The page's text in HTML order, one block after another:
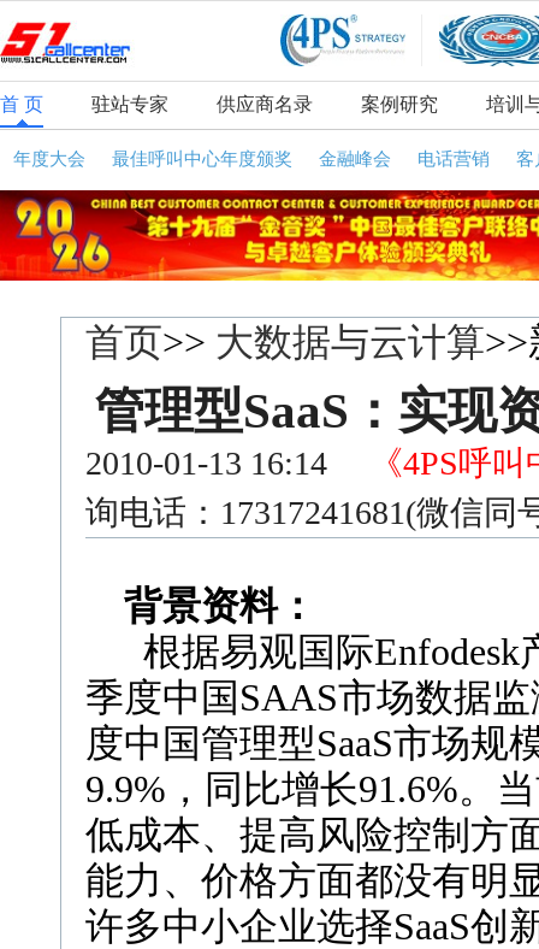
首 页 驻站专家 供应商名录 案例研究 培训
年度大会 最佳呼叫中心年度颁奖 金融峰会 电话营销 客
首页>> 大数据与云计算>>
管理型SaaS：实现
2010-01-13 16:14
《4PS呼
询电话：17317241681(微信
背景资料：
根据易观国际Enfodesk
季度中国SAAS市场数据
度中国管理型SaaS市场规
9.9%，同比增长91.6%。
低成本、提高风险控制方
能力、价格方面都没有明
许多中小企业选择SaaS创